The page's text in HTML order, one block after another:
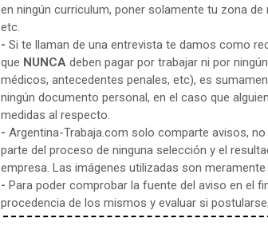
en ningún curriculum, poner solamente tu zona
etc.
- Si te llaman de una entrevista te damos como
que NUNCA deben pagar por trabajar ni por
médicos, antecedentes penales, etc), es
ningún documento personal, en el caso que
medidas al respecto.
- Argentina-Trabaja.com solo comparte avisos,
parte del proceso de ninguna selección y el
empresa. Las imágenes utilizadas son
- Para poder comprobar la fuente del aviso en el
procedencia de los mismos y evaluar si